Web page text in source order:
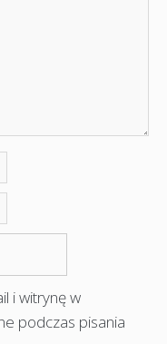
i witrynę w
podczas pisania